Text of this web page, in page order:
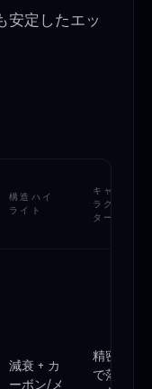
安定したエッ
構造ハイ
ライト
キャ
ラク
ター
減衰 + カ
ーボン/メ
精密
で落